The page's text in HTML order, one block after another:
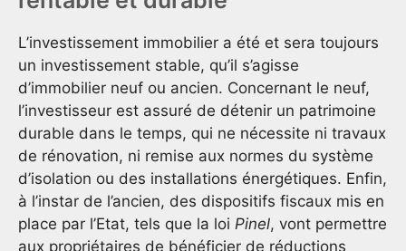
L’investissement immobilier a été et sera toujours
un investissement stable, qu’il s’agisse
d’immobilier neuf ou ancien. Concernant le neuf,
l’investisseur est assuré de détenir un patrimoine
durable dans le temps, qui ne nécessite ni travaux
de rénovation, ni remise aux normes du système
d’isolation ou des installations énergétiques. Enfin,
à l’instar de l’ancien, des dispositifs fiscaux mis en
place par l’Etat, tels que la loi Pinel, vont permettre
aux propriétaires de bénéficier de réductions